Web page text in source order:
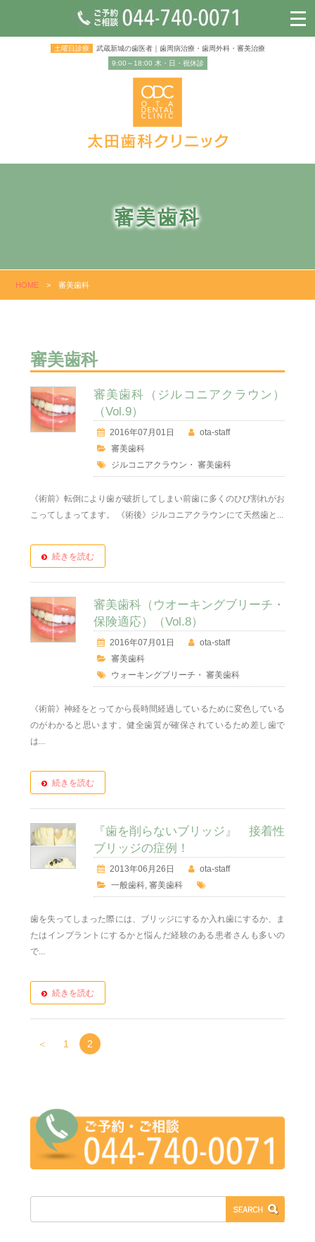
土曜日診療
武蔵新城の歯医者｜歯周病治療・歯周外科・審美治療
9:00～18:00 木・日・祝休診
審美歯科
HOME >審美歯科
審美歯科
審美歯科（ジルコニアクラウン）
（Vol.9）
2016年07月01日
ota-staff
審美歯科
ジルコニアクラウン ・ 審美歯科
《術前》転倒により歯が破折してしまい前歯に多くのひび割れがお
こってしまってます。 《術後》ジルコニアクラウンにて天然歯と...
続きを読む
審美歯科（ウオーキングブリーチ・
保険適応）（Vol.8）
2016年07月01日
ota-staff
審美歯科
ウォーキングブリーチ ・ 審美歯科
《術前》神経をとってから長時間経過しているために変色している
のがわかると思います。健全歯質が確保されているため差し歯で
は...
続きを読む
『歯を削らないブリッジ』 接着性
ブリッジの症例！
2013年06月26日
ota-staff
一般歯科, 審美歯科
歯を失ってしまった際には、ブリッジにするか入れ歯にするか、ま
たはインプラントにするかと悩んだ経験のある患者さんも多いの
で...
続きを読む
＜ 1 2